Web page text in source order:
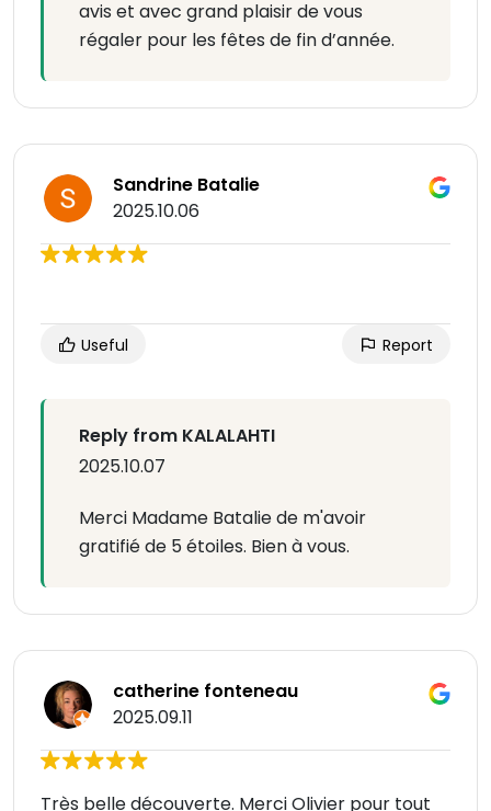
avis et avec grand plaisir de vous
régaler pour les fêtes de fin d’année.
Sandrine Batalie
2025.10.06
Useful Report
Reply from KALALAHTI
2025.10.07
Merci Madame Batalie de m'avoir
gratifié de 5 étoiles. Bien à vous.
catherine fonteneau
2025.09.11
Très belle découverte. Merci Olivier pour tout